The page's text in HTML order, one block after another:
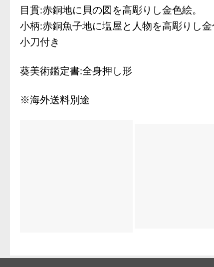
目貫:赤銅地に貝の図を高彫りし金色絵。
小柄:赤銅魚子地に塩屋と人物を高彫りし金
小刀付き
葵美術鑑定書:全身押し形
※海外送料別途